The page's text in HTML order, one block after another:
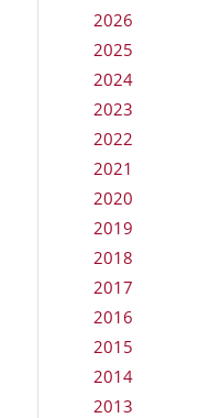
2026
2025
2024
2023
2022
2021
2020
2019
2018
2017
2016
2015
2014
2013